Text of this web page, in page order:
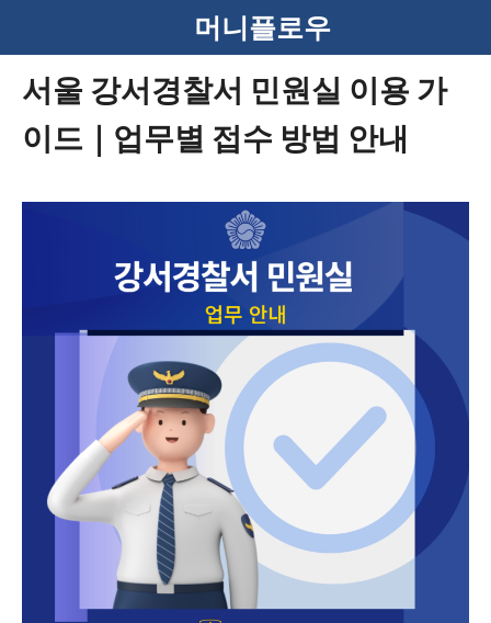
텐
머니플로우
서울 강서경찰서 민원실 이용 가
이드｜업무별 접수 방법 안내